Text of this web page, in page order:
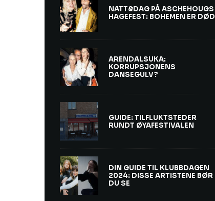
NATT&DAG PÅ ASCHEHOUGS
HAGEFEST: BOHEMEN ER DØD
ARENDALSUKA:
KORRUPSJONENS
DANSEGULV?
GUIDE: TILFLUKTSTEDER
RUNDT ØYAFESTIVALEN
DIN GUIDE TIL KLUBBDAGEN
2024: DISSE ARTISTENE BØR
DU SE